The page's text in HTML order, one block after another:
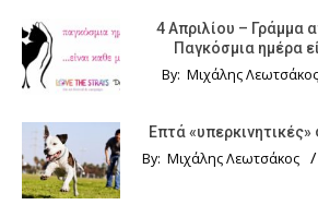
4 Απριλίου – Γράμμα
Παγκόσμια ημέρα
By: Μιχάλης Λεωτσάκος
Επτά
By: Μιχάλης Λεωτσάκος